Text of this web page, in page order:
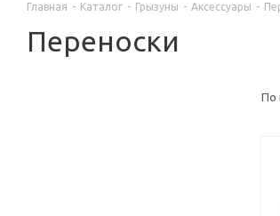
Главная - Каталог - Грызуны - Аксессуары -
Переноски
По